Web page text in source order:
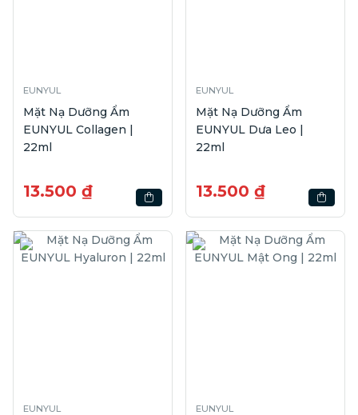
EUNYUL
Mặt Nạ Dưỡng Ẩm
EUNYUL Collagen |
22ml
13.500 ₫
EUNYUL
Mặt Nạ Dưỡng Ẩm
EUNYUL Dưa Leo |
22ml
13.500 ₫
EUNYUL EUNYUL